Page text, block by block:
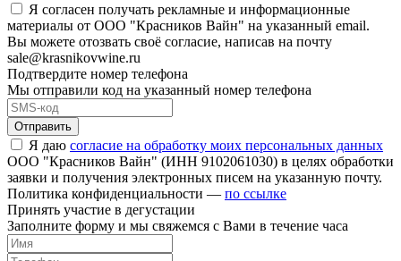
Я согласен получать рекламные и информационные
материалы от ООО "Красников Вайн" на указанный email.
Вы можете отозвать своё согласие, написав на почту
sale@krasnikovwine.ru
Подтвердите номер телефона
Мы отправили код на указанный номер телефона
Отправить
Я даю согласие на обработку моих персональных данных
ООО "Красников Вайн" (ИНН 9102061030) в целях обработки
заявки и получения электронных писем на указанную почту.
Политика конфиденциальности — по ссылке
Принять участие в дегустации
Заполните форму и мы свяжемся с Вами в течение часа